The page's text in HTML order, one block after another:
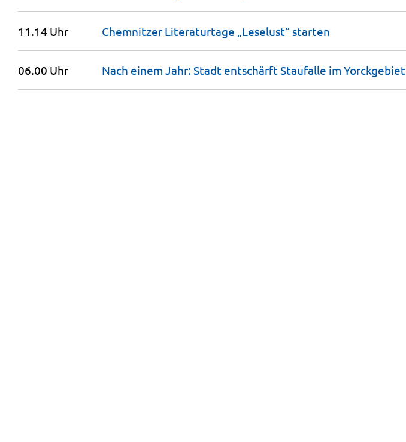
11.14 Uhr Chemnitzer Literaturtage „Leselust“ starten
06.00 Uhr Nach einem Jahr: Stadt entschärft Staufalle im Yorckgebiet